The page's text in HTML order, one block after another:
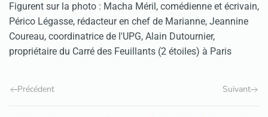
Figurent sur la photo : Macha Méril, comédienne et écrivain,
Périco Légasse, rédacteur en chef de Marianne, Jeannine
Coureau, coordinatrice de l'UPG, Alain Dutournier,
propriétaire du Carré des Feuillants (2 étoiles) à Paris
Précédent Suivant